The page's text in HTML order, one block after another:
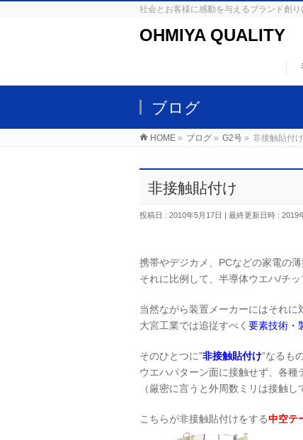
社会とお客様に感動を与えるブランド創り
OHMIYA QUALITY
ブログ
HOME » ブログ » G2号 » 非接触貼付け
非接触貼付け
投稿日 : 2010年5月17日 最終更新日時 : 2019
携帯やデジカメ、PCなどの家電の薄
それに比例して、半導体ウエハ/チ
当然ながら装置メーカーにはそれに
大宮工業では追従すべく 要素技術・
そのひとつに”非接触貼付け”なるも
ウエハパターン面に接触せず、各種
（厳密に言うと外周数ミリは接触し
こちらが非接触貼付けをする中空テ